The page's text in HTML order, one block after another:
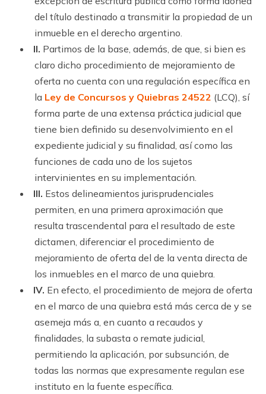
del título destinado a transmitir la propiedad de un
inmueble en el derecho argentino.
II. Partimos de la base, además, de que, si bien es
claro dicho procedimiento de mejoramiento de
oferta no cuenta con una regulación específica en
la Ley de Concursos y Quiebras 24522 (LCQ), sí
forma parte de una extensa práctica judicial que
tiene bien definido su desenvolvimiento en el
expediente judicial y su finalidad, así como las
funciones de cada uno de los sujetos
intervinientes en su implementación.
III. Estos delineamientos jurisprudenciales
permiten, en una primera aproximación que
resulta trascendental para el resultado de este
dictamen, diferenciar el procedimiento de
mejoramiento de oferta del de la venta directa de
los inmuebles en el marco de una quiebra.
IV. En efecto, el procedimiento de mejora de oferta
en el marco de una quiebra está más cerca de y se
asemeja más a, en cuanto a recaudos y
finalidades, la subasta o remate judicial,
permitiendo la aplicación, por subsunción, de
todas las normas que expresamente regulan ese
instituto en la fuente específica.